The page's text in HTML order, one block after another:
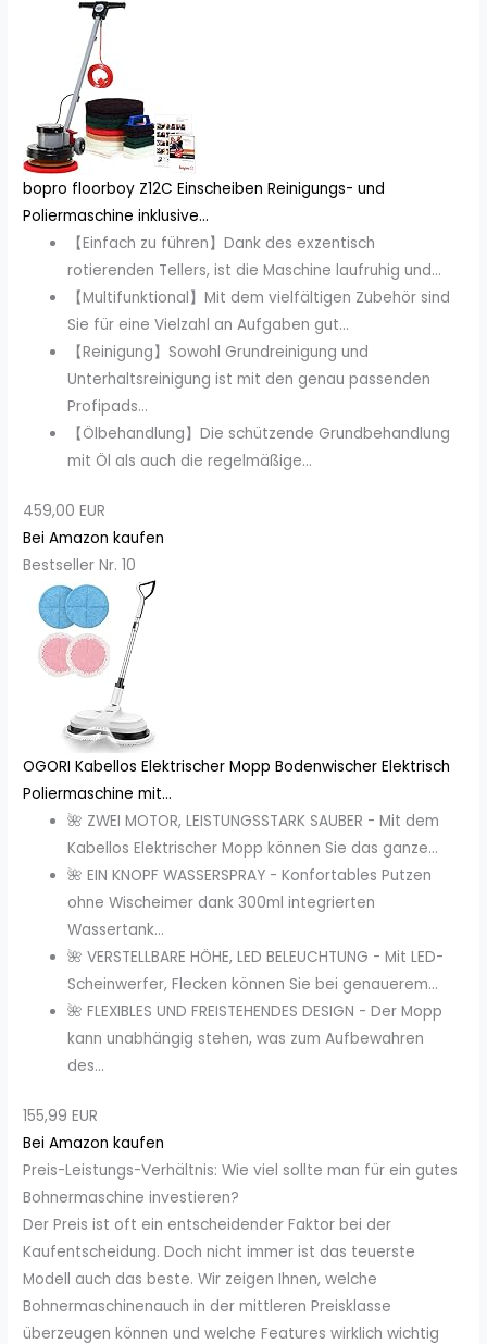
bopro floorboy Z12C Einscheiben Reinigungs- und
Poliermaschine inklusive...
【Einfach zu führen】Dank des exzentisch
rotierenden Tellers, ist die Maschine laufruhig und...
【Multifunktional】Mit dem vielfältigen Zubehör sind
Sie für eine Vielzahl an Aufgaben gut...
【Reinigung】Sowohl Grundreinigung und
Unterhaltsreinigung ist mit den genau passenden
Profipads...
【Ölbehandlung】Die schützende Grundbehandlung
mit Öl als auch die regelmäßige...
459,00 EUR
Bei Amazon kaufen
Bestseller Nr. 10
OGORI Kabellos Elektrischer Mopp Bodenwischer Elektrisch
Poliermaschine mit...
🌺 ZWEI MOTOR, LEISTUNGSSTARK SAUBER - Mit dem
Kabellos Elektrischer Mopp können Sie das ganze...
🌺 EIN KNOPF WASSERSPRAY - Konfortables Putzen
ohne Wischeimer dank 300ml integrierten
Wassertank...
🌺 VERSTELLBARE HÖHE, LED BELEUCHTUNG - Mit LED-
Scheinwerfer, Flecken können Sie bei genauerem...
🌺 FLEXIBLES UND FREISTEHENDES DESIGN - Der Mopp
kann unabhängig stehen, was zum Aufbewahren
des...
155,99 EUR
Bei Amazon kaufen
Preis-Leistungs-Verhältnis: Wie viel sollte man für ein gutes
Bohnermaschine investieren?
Der Preis ist oft ein entscheidender Faktor bei der
Kaufentscheidung. Doch nicht immer ist das teuerste
Modell auch das beste. Wir zeigen Ihnen, welche
Bohnermaschinenauch in der mittleren Preisklasse
überzeugen können und welche Features wirklich wichtig